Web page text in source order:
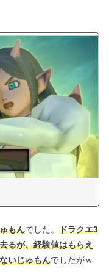
もんでした。 ドラクエ3
るが、経験値はもらえ
いじゅもんでしたがｗ